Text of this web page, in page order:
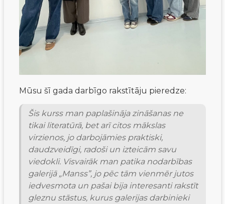
Mūsu šī gada darbīgo rakstītāju pieredze:
Šis kurss man paplašināja zināšanas ne
tikai literatūrā, bet arī citos mākslas
virzienos, jo darbojāmies praktiski,
daudzveidīgi, radoši un izteicām savu
viedokli. Visvairāk man patika nodarbības
galerijā „Manss”, jo pēc tām vienmēr jutos
iedvesmota un pašai bija interesanti rakstīt
gleznu stāstus, kurus galerijas darbinieki